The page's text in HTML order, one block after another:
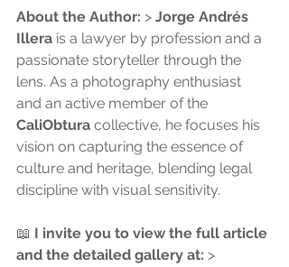
About the Author: > Jorge Andrés
Illera is a lawyer by profession and a
passionate storyteller through the
lens. As a photography enthusiast
and an active member of the
CaliObtura collective, he focuses his
vision on capturing the essence of
culture and heritage, blending legal
discipline with visual sensitivity.
📖 I invite you to view the full article
and the detailed gallery at: >